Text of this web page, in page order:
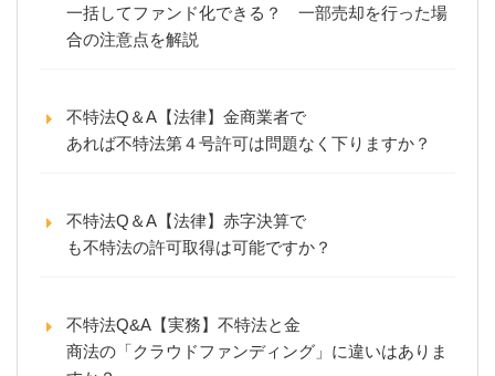
一括してファンド化できる？ 一部売却を行った場
合の注意点を解説
不特法Q＆A【法律】金商業者で
あれば不特法第４号許可は問題なく下りますか？
不特法Q＆A【法律】赤字決算で
も不特法の許可取得は可能ですか？
不特法Q&A【実務】不特法と金
商法の「クラウドファンディング」に違いはありま